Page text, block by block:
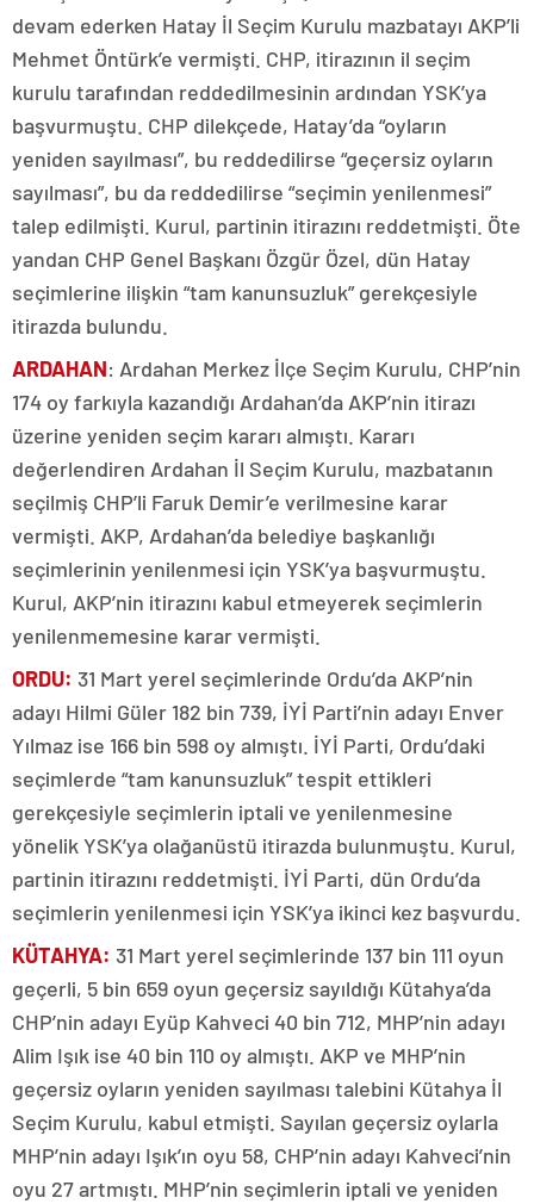
devam ederken Hatay İl Seçim Kurulu mazbatayı AKP’li
Mehmet Öntürk’e vermişti. CHP, itirazının il seçim
kurulu tarafından reddedilmesinin ardından YSK’ya
başvurmuştu. CHP dilekçede, Hatay’da “oyların
yeniden sayılması”, bu reddedilirse “geçersiz oyların
sayılması”, bu da reddedilirse “seçimin yenilenmesi”
talep edilmişti. Kurul, partinin itirazını reddetmişti. Öte
yandan CHP Genel Başkanı Özgür Özel, dün Hatay
seçimlerine ilişkin “tam kanunsuzluk” gerekçesiyle
itirazda bulundu.
ARDAHAN: Ardahan Merkez İlçe Seçim Kurulu, CHP’nin
174 oy farkıyla kazandığı Ardahan’da AKP’nin itirazı
üzerine yeniden seçim kararı almıştı. Kararı
değerlendiren Ardahan İl Seçim Kurulu, mazbatanın
seçilmiş CHP’li Faruk Demir’e verilmesine karar
vermişti. AKP, Ardahan’da belediye başkanlığı
seçimlerinin yenilenmesi için YSK’ya başvurmuştu.
Kurul, AKP’nin itirazını kabul etmeyerek seçimlerin
yenilenmemesine karar vermişti.
ORDU: 31 Mart yerel seçimlerinde Ordu’da AKP’nin
adayı Hilmi Güler 182 bin 739, İYİ Parti’nin adayı Enver
Yılmaz ise 166 bin 598 oy almıştı. İYİ Parti, Ordu’daki
seçimlerde “tam kanunsuzluk” tespit ettikleri
gerekçesiyle seçimlerin iptali ve yenilenmesine
yönelik YSK’ya olağanüstü itirazda bulunmuştu. Kurul,
partinin itirazını reddetmişti. İYİ Parti, dün Ordu’da
seçimlerin yenilenmesi için YSK’ya ikinci kez başvurdu.
KÜTAHYA: 31 Mart yerel seçimlerinde 137 bin 111 oyun
geçerli, 5 bin 659 oyun geçersiz sayıldığı Kütahya’da
CHP’nin adayı Eyüp Kahveci 40 bin 712, MHP’nin adayı
Alim Işık ise 40 bin 110 oy almıştı. AKP ve MHP’nin
geçersiz oyların yeniden sayılması talebini Kütahya İl
Seçim Kurulu, kabul etmişti. Sayılan geçersiz oylarla
MHP’nin adayı Işık’ın oyu 58, CHP’nin adayı Kahveci’nin
oyu 27 artmıştı. MHP’nin seçimlerin iptali ve yeniden